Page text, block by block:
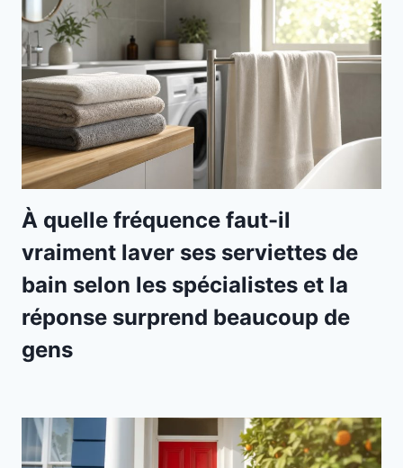
À quelle fréquence faut-il
vraiment laver ses serviettes de
bain selon les spécialistes et la
réponse surprend beaucoup de
gens